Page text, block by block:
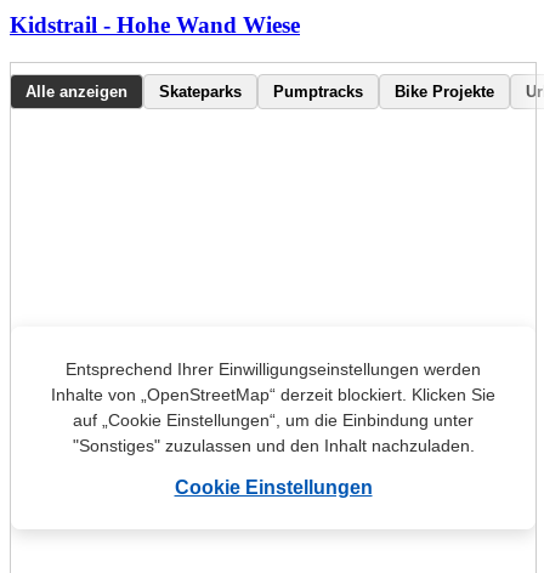
Kidstrail - Hohe Wand Wiese
Entsprechend Ihrer Einwilligungseinstellungen werden
Inhalte von „OpenStreetMap“ derzeit blockiert. Klicken Sie
auf „Cookie Einstellungen“, um die Einbindung unter
"Sonstiges" zuzulassen und den Inhalt nachzuladen.
Cookie Einstellungen
Alle anzeigen Skateparks Pumptracks Bike Projekte